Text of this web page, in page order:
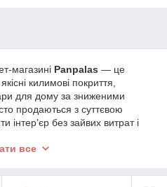
магазині Panpalas — це
килимові покриття,
для дому за зниженими
продаються з суттєвою
без зайвих витрат і
у Panpalas
залишків
все